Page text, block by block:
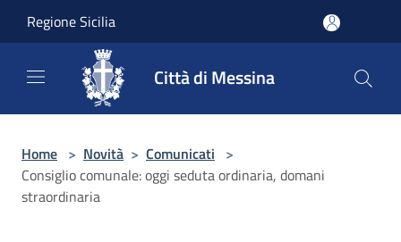
Regione Sicilia
Città di Messina
Home > Novità > Comunicati >
Consiglio comunale: oggi seduta ordinaria, domani
straordinaria